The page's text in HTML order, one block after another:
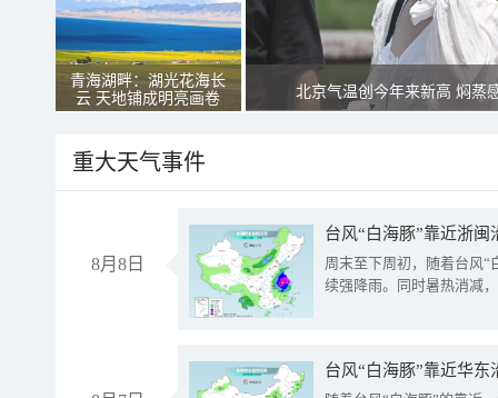
青海湖畔：湖光花海长
云 天地铺成明亮画卷
北京气温创今年来新高 焖蒸
重大天气事件
8月8日
台风“白海豚”靠近浙
周末至下周初，随着台风“
续强降雨。同时暑热消减
台风“白海豚”靠近华